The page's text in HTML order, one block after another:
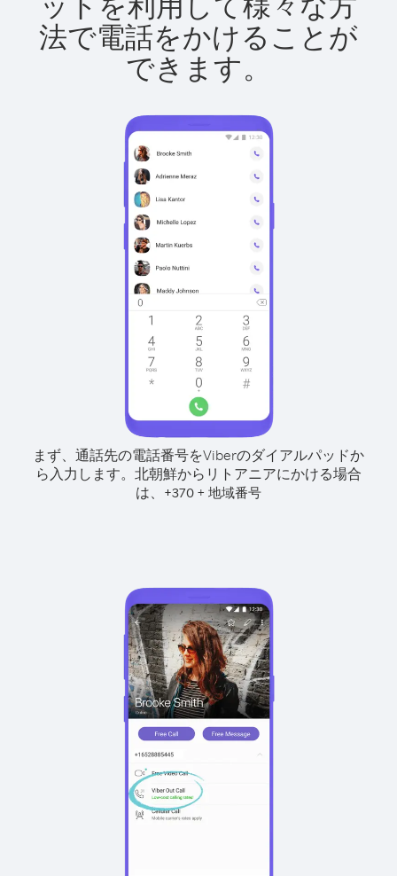
法で電話をかけることが
できます。
まず、通話先の電話番号をViberのダイアルパッドか
ら入力します。 北朝鮮からリトアニアにかける場合
は、 +370 + 地域番号